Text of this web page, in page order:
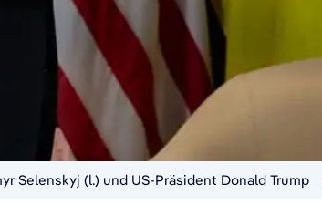
Selenskyj (l.) und US-Präsident Donald Trump